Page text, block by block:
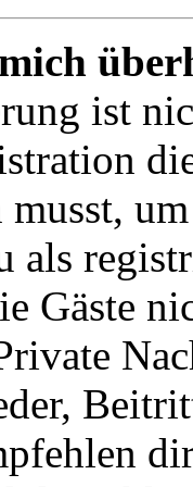
ist
als
Gäste